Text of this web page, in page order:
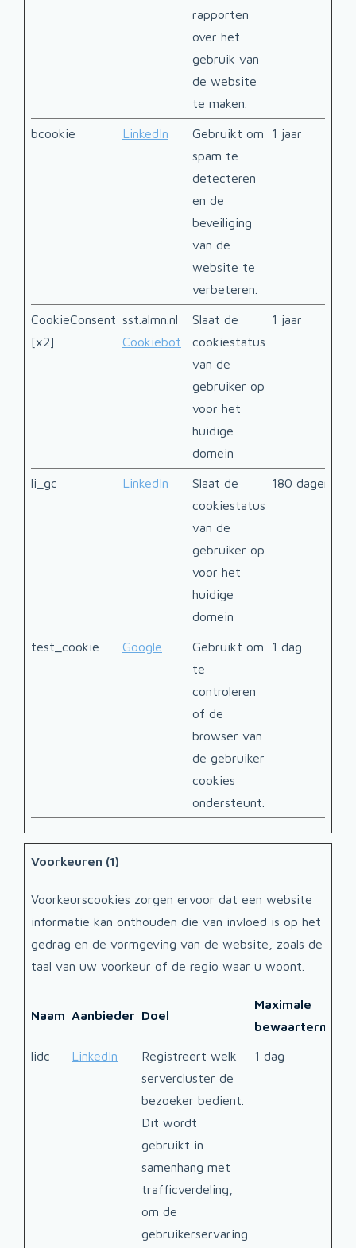
rapporten
over het
gebruik van
de website
te maken.
bcookie LinkedIn
Gebruikt om
spam te
detecteren
en de
beveiliging
van de
website te
verbeteren.
1 jaar
CookieConsent
[x2]
sst.almn.nl
Cookiebot
Slaat de
cookiestatus
van de
gebruiker op
voor het
huidige
domein
1 jaar
li_gc LinkedIn
Slaat de
cookiestatus
van de
gebruiker op
voor het
huidige
domein
180 dagen
test_cookie Google
Gebruikt om
te
controleren
of de
browser van
de gebruiker
cookies
ondersteunt.
1 dag
Voorkeuren (1)
Voorkeurscookies zorgen ervoor dat een website
informatie kan onthouden die van invloed is op het
gedrag en de vormgeving van de website, zoals de
taal van uw voorkeur of de regio waar u woont.
Naam Aanbieder Doel
Maximale
bewaartermijn
lidc LinkedIn
Registreert welk
servercluster de
bezoeker bedient.
Dit wordt
gebruikt in
samenhang met
trafficverdeling,
om de
gebruikerservaring
1 dag